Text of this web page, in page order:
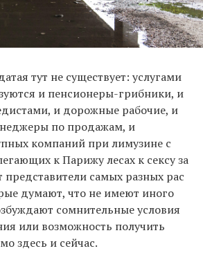
тут не существует: услугами
и пенсионеры-грибники, и
и дорожные рабочие, и
по продажам, и
компаний при лимузине с
к Парижу лесах к сексу за
самых разных рас
думают, что не имеют иного
сомнительные условия
или возможность получить
здесь и сейчас.